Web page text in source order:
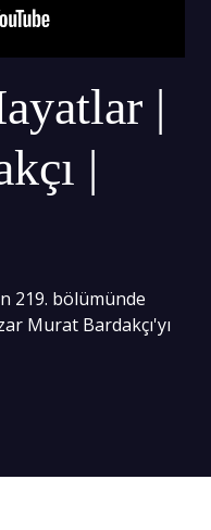
|
|
219. bölümünde
Murat Bardakçı'yı